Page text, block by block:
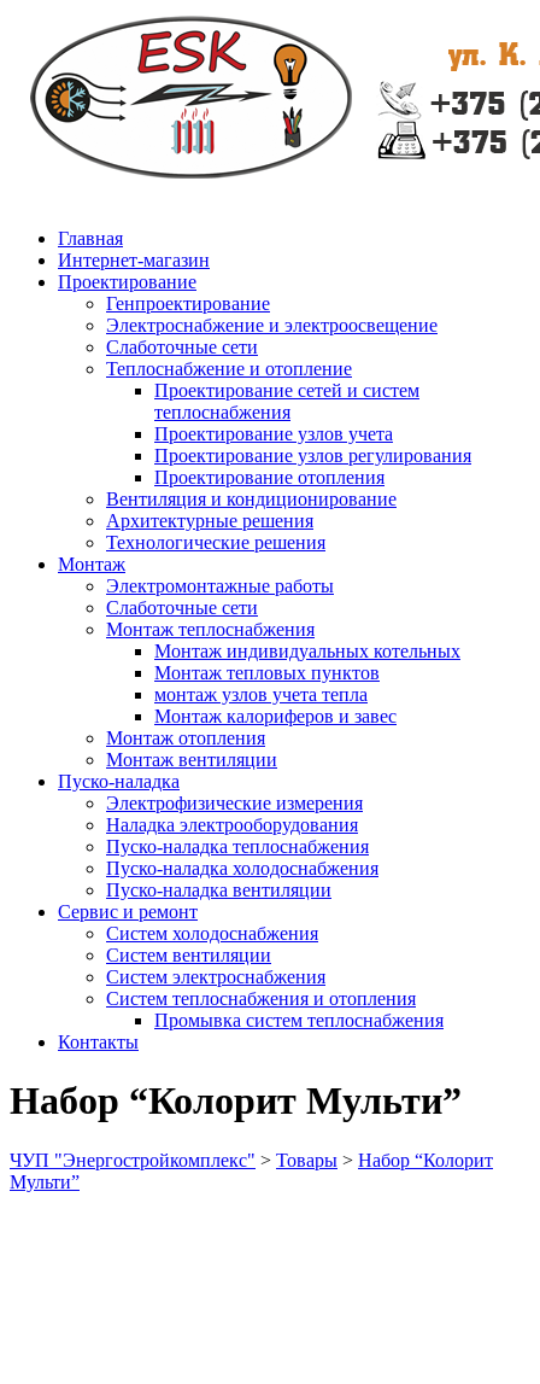
Главная
Интернет-магазин
Проектирование
Генпроектирование
Электроснабжение и электроосвещение
Слаботочные сети
Теплоснабжение и отопление
Проектирование сетей и систем
теплоснабжения
Проектирование узлов учета
Проектирование узлов регулирования
Проектирование отопления
Вентиляция и кондиционирование
Архитектурные решения
Технологические решения
Монтаж
Электромонтажные работы
Слаботочные сети
Монтаж теплоснабжения
Монтаж индивидуальных котельных
Монтаж тепловых пунктов
монтаж узлов учета тепла
Монтаж калориферов и завес
Монтаж отопления
Монтаж вентиляции
Пуско-наладка
Электрофизические измерения
Наладка электрооборудования
Пуско-наладка теплоснабжения
Пуско-наладка холодоснабжения
Пуско-наладка вентиляции
Сервис и ремонт
Систем холодоснабжения
Систем вентиляции
Систем электроснабжения
Систем теплоснабжения и отопления
Промывка систем теплоснабжения
Контакты
Набор “Колорит Мульти”
ЧУП "Энергостройкомплекс" > Товары > Набор “Колорит
Мульти”